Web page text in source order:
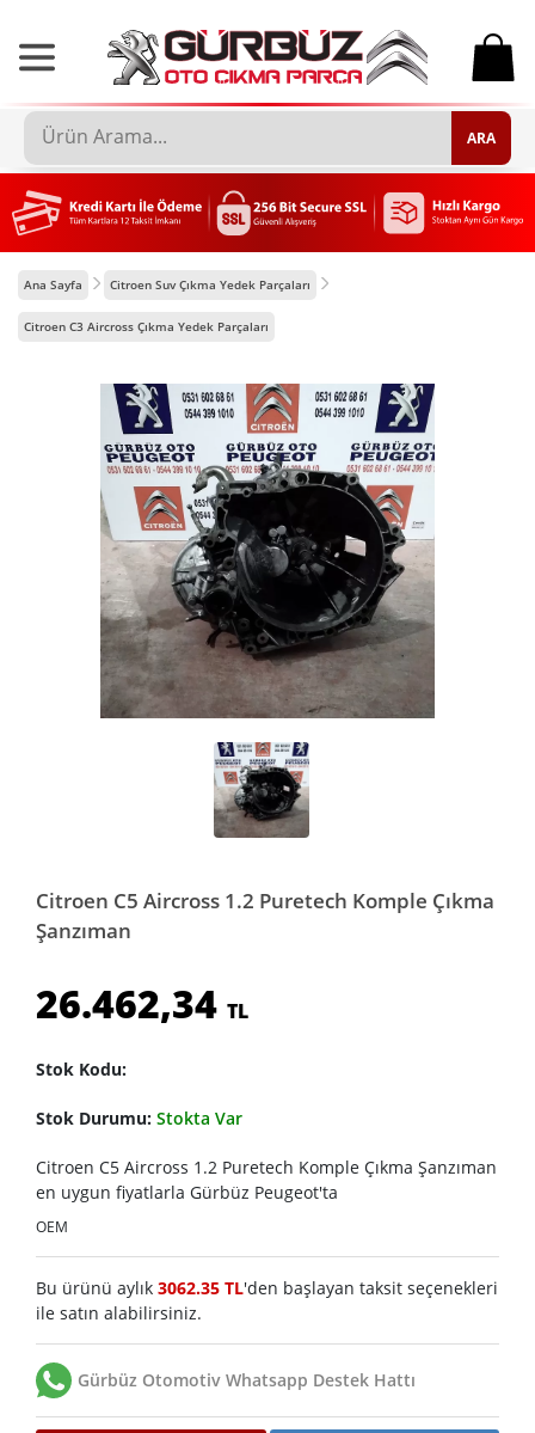
0
ARA
Ana Sayfa Citroen Suv Çıkma Yedek Parçaları
Citroen C3 Aircross Çıkma Yedek Parçaları
Citroen C5 Aircross 1.2 Puretech Komple Çıkma
Şanzıman
26.462,34 TL
Stok Kodu:
Stok Durumu: Stokta Var
Citroen C5 Aircross 1.2 Puretech Komple Çıkma Şanzıman
en uygun fiyatlarla Gürbüz Peugeot'ta
OEM
Bu ürünü aylık 3062.35 TL'den başlayan taksit seçenekleri
ile satın alabilirsiniz.
Gürbüz Otomotiv Whatsapp Destek Hattı